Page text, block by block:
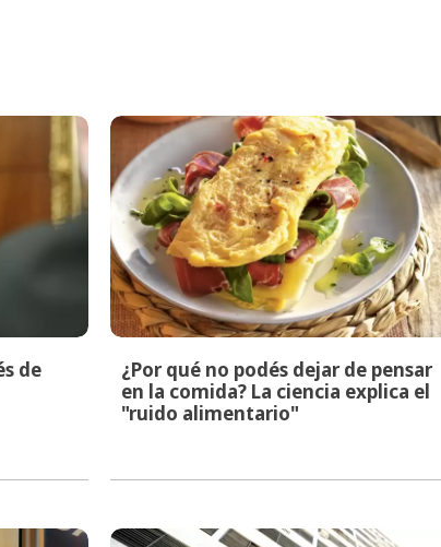
de
¿Por qué no podés dejar de pensar
en la comida? La ciencia explica el
"ruido alimentario"